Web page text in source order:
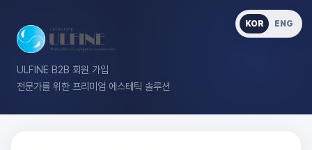
KOR ENG
ULFINE B2B 회원 가입
전문가를 위한 프리미엄 에스테틱 솔루션